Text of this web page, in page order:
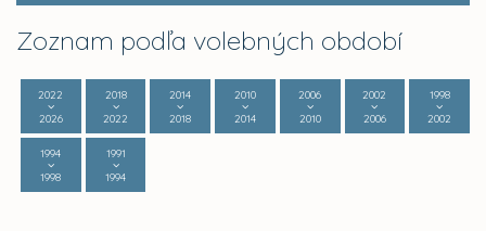
Zoznam podľa volebných období
2022
2026
2018
2022
2014
2018
2010
2014
2006
2010
2002
2006
1998
2002
1994
1998
1991
1994